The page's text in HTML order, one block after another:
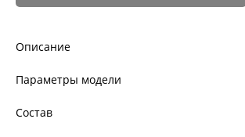
Описание
Параметры модели
Состав